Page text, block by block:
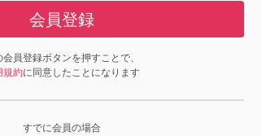
会員登録
会員登録ボタンを押すことで、
規約に同意したことになります
すでに会員の場合